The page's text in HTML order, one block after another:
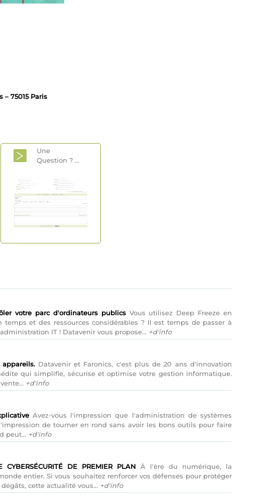
75015 Paris
Une
Question ? ...
votre parc d'ordinateurs publicsVous utilisez Deep Freeze en
et des ressources considérables ? Il est temps de passer à
IT ! Datavenir vous propose... +d'info
Datavenir et Faronics, c'est plus de 20 ans d'innovation
qui simplifie, sécurise et optimise votre gestion informatique.
+d'info
Avez-vous l'impression que l'administration de systèmes
de tourner en rond sans avoir les bons outils pour faire
peut... +d'info
DE PREMIER PLAN À l'ère du numérique, la
entier. Si vous souhaitez renforcer vos défenses pour protéger
cette actualité vous... +d'info